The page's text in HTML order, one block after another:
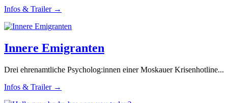
Infos & Trailer →
Innere Emigranten
Drei ehrenamtliche Psycholog:innen einer Moskauer Krisenhotline...
Infos & Trailer →